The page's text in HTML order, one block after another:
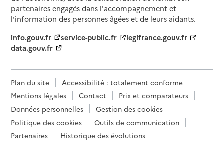
partenaires engagés dans l'accompagnement et
l'information des personnes âgées et de leurs aidants.
info.gouv.fr
service-public.fr
legifrance.gouv.fr
data.gouv.fr
Plan du site
Accessibilité : totalement conforme
Mentions légales
Contact
Prix et comparateurs
Données personnelles
Gestion des cookies
Politique des cookies
Outils de communication
Partenaires
Historique des évolutions